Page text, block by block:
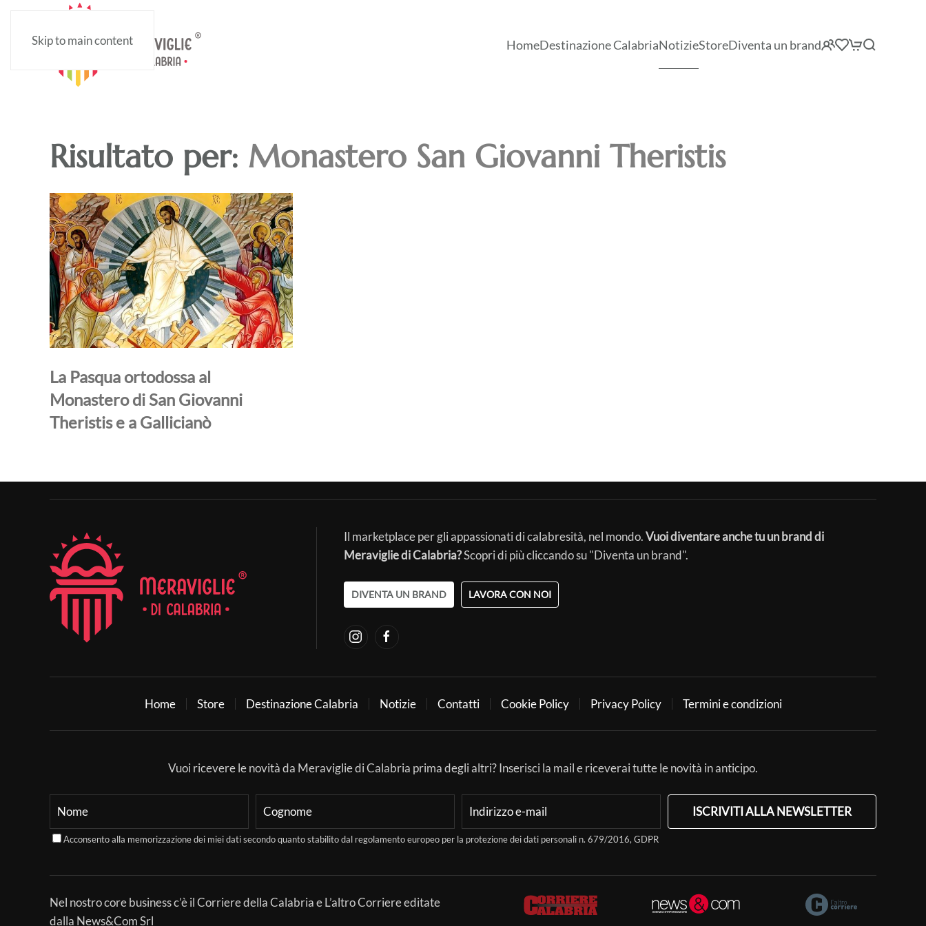
Skip to main content HomeDestinazione CalabriaNotizieStoreDiventa un brand
Risultato per: Monastero San Giovanni Theristis
La Pasqua ortodossa al
Monastero di San Giovanni
Theristis e a Gallicianò
Il marketplace per gli appassionati di calabresità, nel mondo.Vuoi diventare anche tu un brand di
Meraviglie di Calabria?Scopri di più cliccando su "Diventa un brand".
DIVENTA UN BRAND LAVORA CON NOI
Home Store Destinazione Calabria Notizie Contatti Cookie Policy Privacy Policy Termini e condizioni
Vuoi ricevere le novità da Meraviglie di Calabria prima degli altri? Inserisci la mail e riceverai tutte le novità in anticipo.
ISCRIVITI ALLA NEWSLETTER
Acconsento alla memorizzazione dei miei dati secondo quanto stabilito dal regolamento europeo per la protezione dei dati personali n. 679/2016, GDPR
Nel nostro core business c’è il Corriere della Calabria e L’altro Corriere editate
dalla News&Com Srl